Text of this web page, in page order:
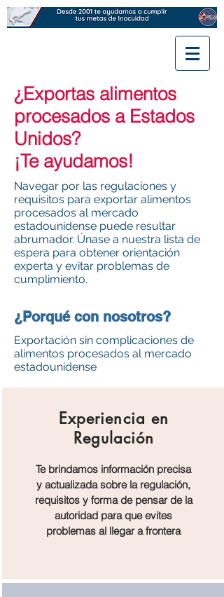
¿Exportas alimentos
procesados a Estados
Unidos?
¡Te ayudamos!
Navegar por las regulaciones y
requisitos para exportar alimentos
procesados al mercado
estadounidense puede resultar
abrumador. Únase a nuestra lista de
espera para obtener orientación
experta y evitar problemas de
cumplimiento.
¿Porqué con nosotros?
Exportación sin complicaciones de
alimentos procesados al mercado
estadounidense
Experiencia en
Regulación
Te brindamos información precisa
y actualizada sobre la regulación,
requisitos y forma de pensar de la
autoridad para que evites
problemas al llegar a frontera